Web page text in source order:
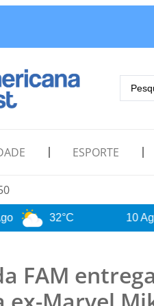
ESPORTE
10 Ago
FAM